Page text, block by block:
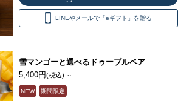
LINEやメールで「eギフト」を贈る
雪マンゴーと選べるドゥーブルペア
5,400円(税込) ～
NEW 期間限定